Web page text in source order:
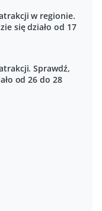
w regionie.
się działo od 17
Sprawdź,
od 26 do 28